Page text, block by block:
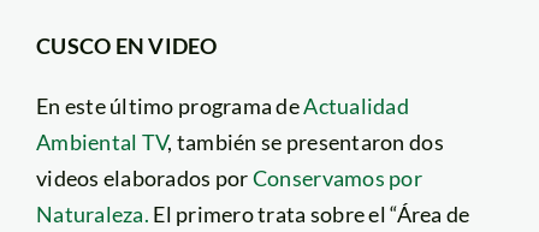
CUSCO EN VIDEO
En este último programa deActualidad
Ambiental TV, también se presentaron dos
videos elaborados porConservamos por
Naturaleza. El primero trata sobre el “Área de